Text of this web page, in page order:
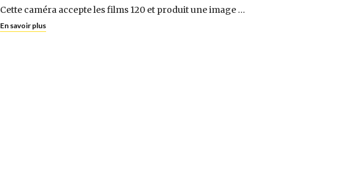
Cette caméra accepte les films 120 et produit une image …
En savoir plus